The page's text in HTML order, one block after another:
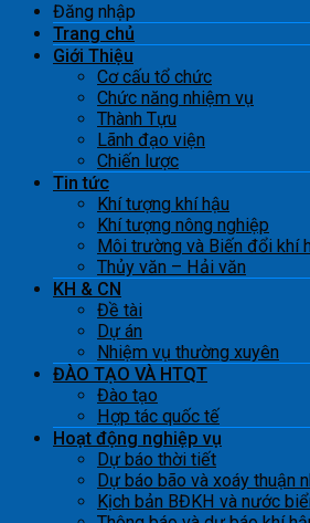
Đăng nhập
Trang chủ
Giới Thiệu
Cơ cấu tổ chức
Chức năng nhiệm vụ
Thành Tựu
Lãnh đạo viện
Chiến lược
Tin tức
Khí tượng khí hậu
Khí tượng nông nghiệp
Môi trường và Biến đổi khí
Thủy văn – Hải văn
KH & CN
Đề tài
Dự án
Nhiệm vụ thường xuyên
ĐÀO TẠO VÀ HTQT
Đào tạo
Hợp tác quốc tế
Hoạt động nghiệp vụ
Dự báo thời tiết
Dự báo bão và xoáy thuận
Kịch bản BĐKH và nước